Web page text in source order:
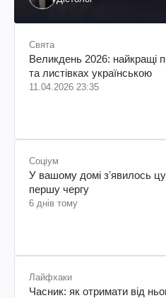
Свята
Великдень 2026: найкращі
та листівках українською
11.04.2026 23:35
Соціум
У вашому домі зʼявилось
першу чергу
6 днів тому
Лайфхаки
Часник: як отримати від